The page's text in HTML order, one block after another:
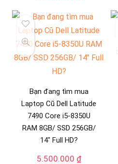
Bạn đang tìm mua
Laptop Cũ Dell Latitude
7490 Core i5-8350U
RAM 8GB/ SSD 256GB/
14″ Full HD?
5.500.000 ₫